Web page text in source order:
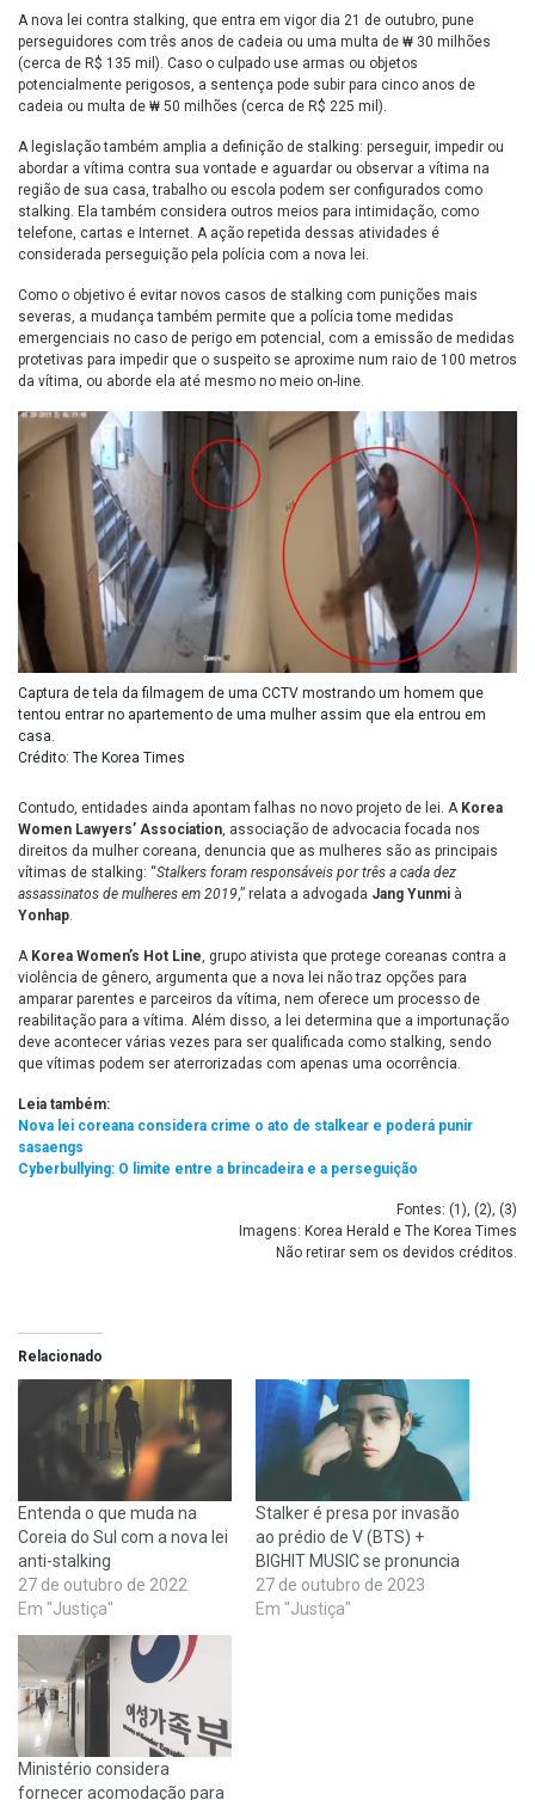
A nova lei contra stalking, que entra em vigor dia 21 de outubro, pune
perseguidores com três anos de cadeia ou uma multa de ₩ 30 milhões
(cerca de R$ 135 mil). Caso o culpado use armas ou objetos
potencialmente perigosos, a sentença pode subir para cinco anos de
cadeia ou multa de ₩ 50 milhões (cerca de R$ 225 mil).
A legislação também amplia a definição de stalking: perseguir, impedir ou
abordar a vítima contra sua vontade e aguardar ou observar a vítima na
região de sua casa, trabalho ou escola podem ser configurados como
stalking. Ela também considera outros meios para intimidação, como
telefone, cartas e Internet. A ação repetida dessas atividades é
considerada perseguição pela polícia com a nova lei.
Como o objetivo é evitar novos casos de stalking com punições mais
severas, a mudança também permite que a polícia tome medidas
emergenciais no caso de perigo em potencial, com a emissão de medidas
protetivas para impedir que o suspeito se aproxime num raio de 100 metros
da vítima, ou aborde ela até mesmo no meio on-line.
Captura de tela da filmagem de uma CCTV mostrando um homem que
tentou entrar no apartemento de uma mulher assim que ela entrou em
casa.
Crédito: The Korea Times
Contudo, entidades ainda apontam falhas no novo projeto de lei. A Korea
Women Lawyers’ Association , associação de advocacia focada nos
direitos da mulher coreana, denuncia que as mulheres são as principais
vítimas de stalking: “Stalkers foram responsáveis por três a cada dez
assassinatos de mulheres em 2019 ,” relata a advogada Jang Yunmi à
Yonhap
A Korea Women’s Hot Line , grupo ativista que protege coreanas contra a
violência de gênero, argumenta que a nova lei não traz opções para
amparar parentes e parceiros da vítima, nem oferece um processo de
reabilitação para a vítima. Além disso, a lei determina que a importunação
deve acontecer várias vezes para ser qualificada como stalking, sendo
que vítimas podem ser aterrorizadas com apenas uma ocorrência.
Leia também:
Nova lei coreana considera crime o ato de stalkear e poderá punir
sasaengs
Cyberbullying: O limite entre a brincadeira e a perseguição
Fontes: (1 ), (2), (3)
Imagens: Korea Herald e The Korea Times
Não retirar sem os devidos créditos.
Relacionado
Entenda o que muda na
Coreia do Sul com a nova lei
anti-stalking
27 de outubro de 2022
Em "Justiça"
Stalker é presa por invasão
ao prédio de V (BTS) +
BIGHIT MUSIC se pronuncia
27 de outubro de 2023
Em "Justiça"
Ministério considera
fornecer acomodação para